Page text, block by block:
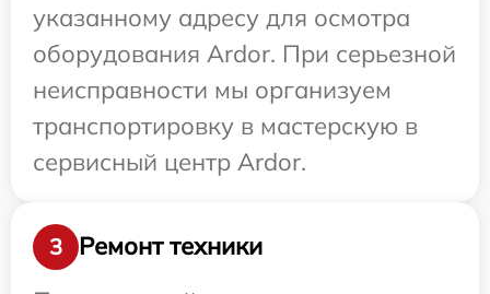
указанному адресу для осмотра
оборудования Ardor. При серьезной
неисправности мы организуем
транспортировку в мастерскую в
сервисный центр Ardor.
3
Ремонт техники